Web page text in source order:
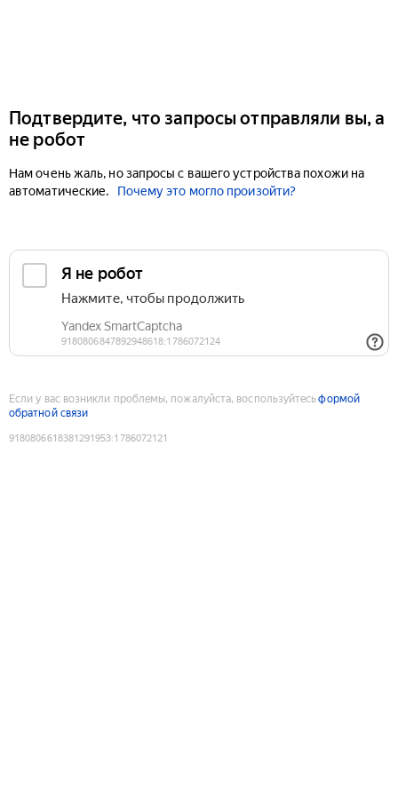
Подтвердите, что запросы отправляли вы, а
не робот
Нам очень жаль, но запросы с вашего устройства похожи на
автоматические.
Почему это могло произойти?
Если у вас возникли проблемы, пожалуйста, воспользуйтесьформой
обратной связи
9180806618381291953:1786072121